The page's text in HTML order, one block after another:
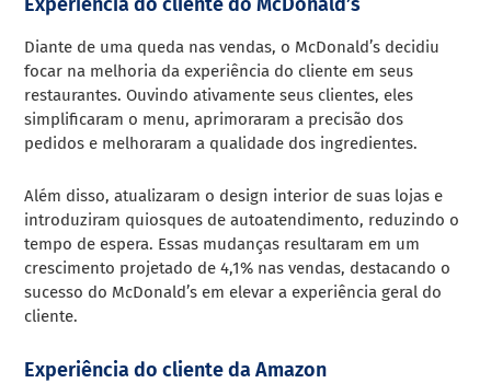
Diante de uma queda nas vendas, o McDonald’s decidiu
focar na melhoria da experiência do cliente em seus
restaurantes. Ouvindo ativamente seus clientes, eles
simplificaram o menu, aprimoraram a precisão dos
pedidos e melhoraram a qualidade dos ingredientes.
Além disso, atualizaram o design interior de suas lojas e
introduziram quiosques de autoatendimento, reduzindo o
tempo de espera. Essas mudanças resultaram em um
crescimento projetado de 4,1% nas vendas, destacando o
sucesso do McDonald’s em elevar a experiência geral do
cliente.
Experiência do cliente da Amazon